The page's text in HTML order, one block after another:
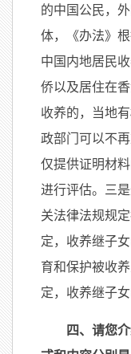
的中国公民，
体，《办法》
中国内地居民
侨以及居住在
收养的，当地
政部门可以不
仅提供证明材
进行评估。三
关法律法规规
定，收养继子
育和保护被收
定，收养继子
四、请您